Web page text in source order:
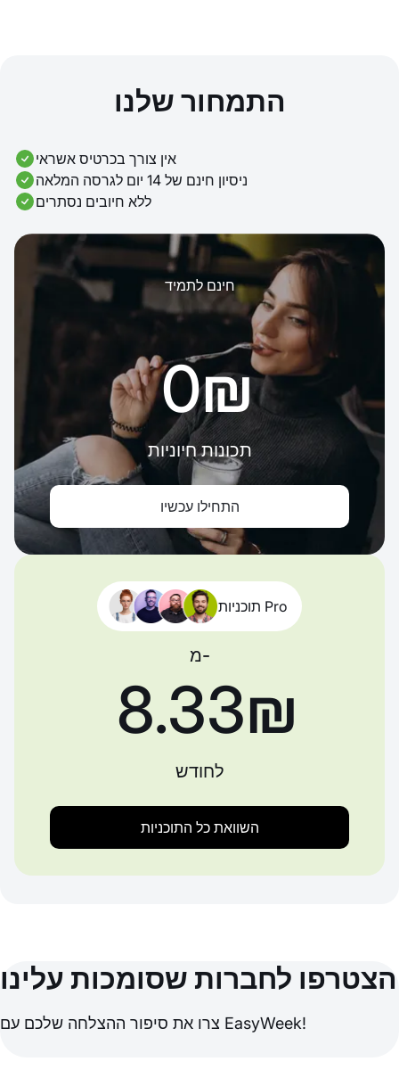
התמחור שלנו
אין צורך בכרטיס אשראי
ניסיון חינם של 14 יום לגרסה המלאה
ללא חיובים נסתרים
חינם לתמיד
‏0 ‏₪
תכונות חיוניות
התחילו עכשיו
תוכניות Pro
מ-
‏8.33 ‏₪
לחודש
השוואת כל התוכניות
הצטרפו לחברות שסומכות עלינו
צרו את סיפור ההצלחה שלכם עם EasyWeek!